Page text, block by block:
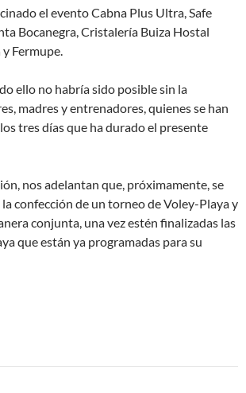
el evento Cabna Plus Ultra, Safe
Bocanegra, Cristalería Buiza Hostal
y Fermupe.
ello no habría sido posible sin la
madres y entrenadores, quienes se han
tres días que ha durado el presente
nos adelantan que, próximamente, se
confección de un torneo de Voley-Playa y
conjunta, una vez estén finalizadas las
que están ya programadas para su